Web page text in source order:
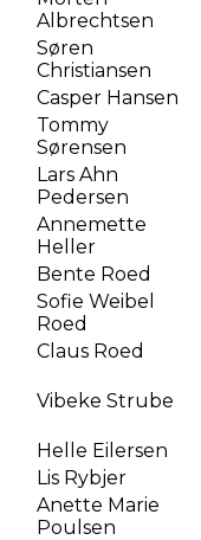
Albrechtsen
Søren
Christiansen
Casper Hansen
Tommy
Sørensen
Lars Ahn
Pedersen
Annemette
Heller
Bente Roed
Sofie Weibel
Roed
Claus Roed
Vibeke Strube
Helle Eilersen
Lis Rybjer
Anette Marie
Poulsen